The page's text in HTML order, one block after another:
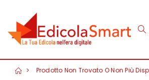
Prodotto Non Trovato O Non Più